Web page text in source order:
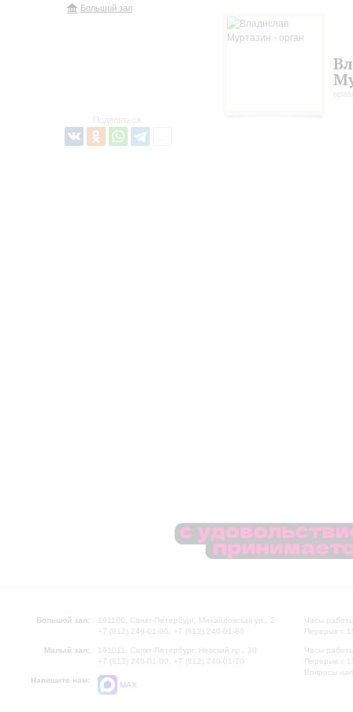
Большой зал
Поделиться:
Большой зал:
191186, Санкт-Петербург, Михайловская ул., 2
+7 (812) 240-01-00, +7 (812) 240-01-80
Малый зал:
191011, Санкт-Петербург, Невский пр., 30
+7 (812) 240-01-00, +7 (812) 240-01-70
Напишите нам:
MAX
Часы
Перерыв с
Часы
Перерыв с
Вопросы